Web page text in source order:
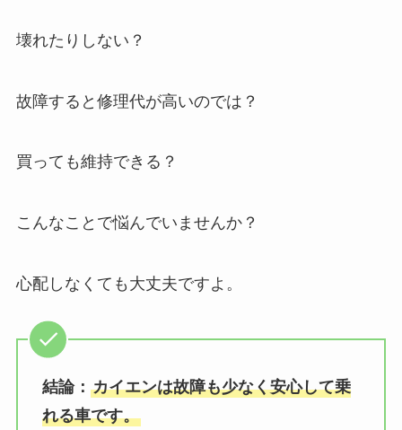
壊れたりしない？
故障すると修理代が高いのでは？
買っても維持できる？
こんなことで悩んでいませんか？
心配しなくても大丈夫ですよ。
結論： カイエンは故障も少なく安心して乗
れる車です。